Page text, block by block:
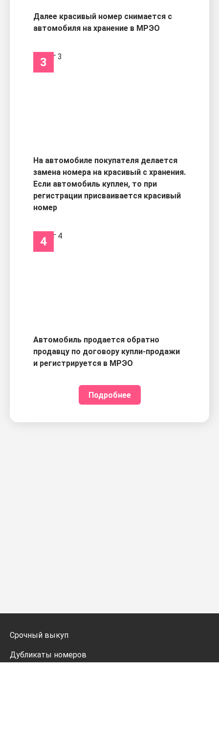
Далее красивый номер снимается с
автомобиля на хранение в МРЭО
3
На автомобиле покупателя делается
замена номера на красивый с хранения.
Если автомобиль куплен, то при
регистрации присваивается красивый
номер
4
Автомобиль продается обратно
продавцу по договору купли-продажи
и регистрируется в МРЭО
Подробнее
Срочный выкуп
Дубликаты номеров